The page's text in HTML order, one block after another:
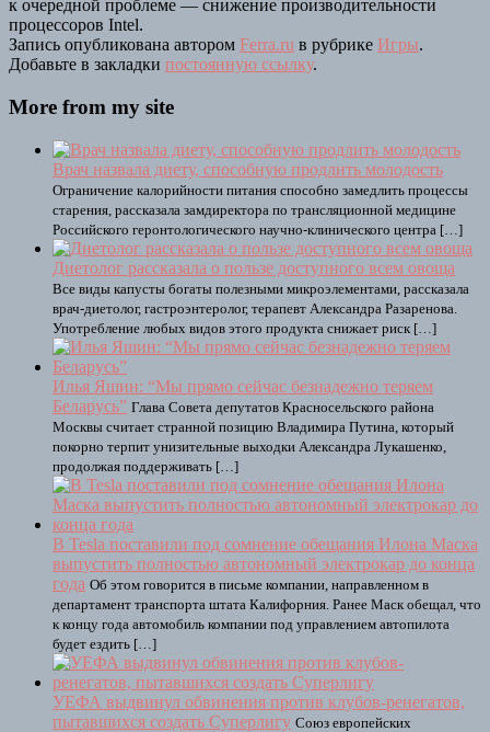
к очередной проблеме — снижение производительности
процессоров Intel.
Запись опубликована автором Ferra.ru в рубрике Игры.
Добавьте в закладки постоянную ссылку.
More from my site
Врач назвала диету, способную продлить молодость
Ограничение калорийности питания способно замедлить процессы
старения, рассказала замдиректора по трансляционной медицине
Российского геронтологического научно-клинического центра […]
Диетолог рассказала о пользе доступного всем овоща
Все виды капусты богаты полезными микроэлементами, рассказала
врач-диетолог, гастроэнтеролог, терапевт Александра Разаренова.
Употребление любых видов этого продукта снижает риск […]
Илья Яшин: “Мы прямо сейчас безнадежно теряем
Беларусь” Глава Совета депутатов Красносельского района
Москвы считает странной позицию Владимира Путина, который
покорно терпит унизительные выходки Александра Лукашенко,
продолжая поддерживать […]
В Tesla поставили под сомнение обещания Илона Маска
выпустить полностью автономный электрокар до конца
года Об этом говорится в письме компании, направленном в
департамент транспорта штата Калифорния. Ранее Маск обещал, что
к концу года автомобиль компании под управлением автопилота
будет ездить […]
УЕФА выдвинул обвинения против клубов-ренегатов,
пытавшихся создать Суперлигу Союз европейских